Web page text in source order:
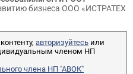
бизнеса ООО «ИСТРАТЕХ
авторизуйтесь или
членом НП
члена НП "АВОК"